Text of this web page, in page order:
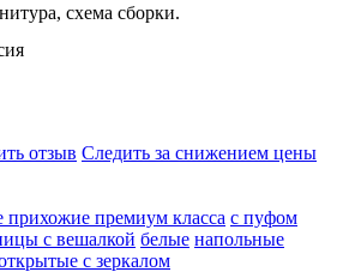
схема сборки.
отзыв Следить за снижением цены
прихожие премиум класса с пуфом
с вешалкой белые напольные
с зеркалом